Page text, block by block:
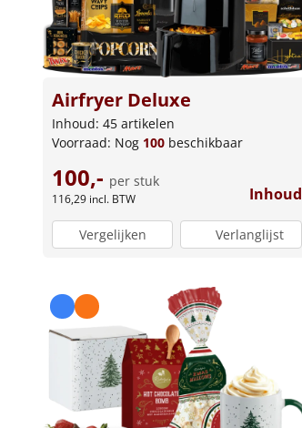
Airfryer Deluxe
Inhoud: 45 artikelen
Voorraad: Nog 100 beschikbaar
100,- per stuk
116,29 incl. BTW Inhoud
Vergelijken Verlanglijst